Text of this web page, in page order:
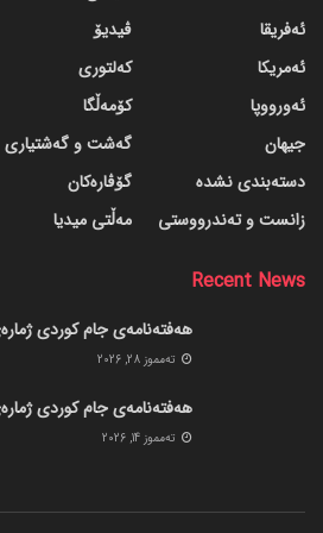
ئەفریقا
ئەمریکا
ئەورووپا
جیهان
دسته‌بندی نشده
زانست و تەندرووستی
ڤیدیۆ
کەلتوری
کۆمەڵگا
گه‌شت و گه‌شتیاری
گۆڤاره‌کان
مەڵتی میدیا
Recent News
هەفتەنامەی جام کوردی ژمارەی
ته‌مموز 28, 2026
هەفتەنامەی جام کوردی ژمارەی
ته‌مموز 14, 2026